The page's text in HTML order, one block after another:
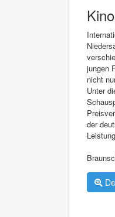
jungen
nicht
Unter
der